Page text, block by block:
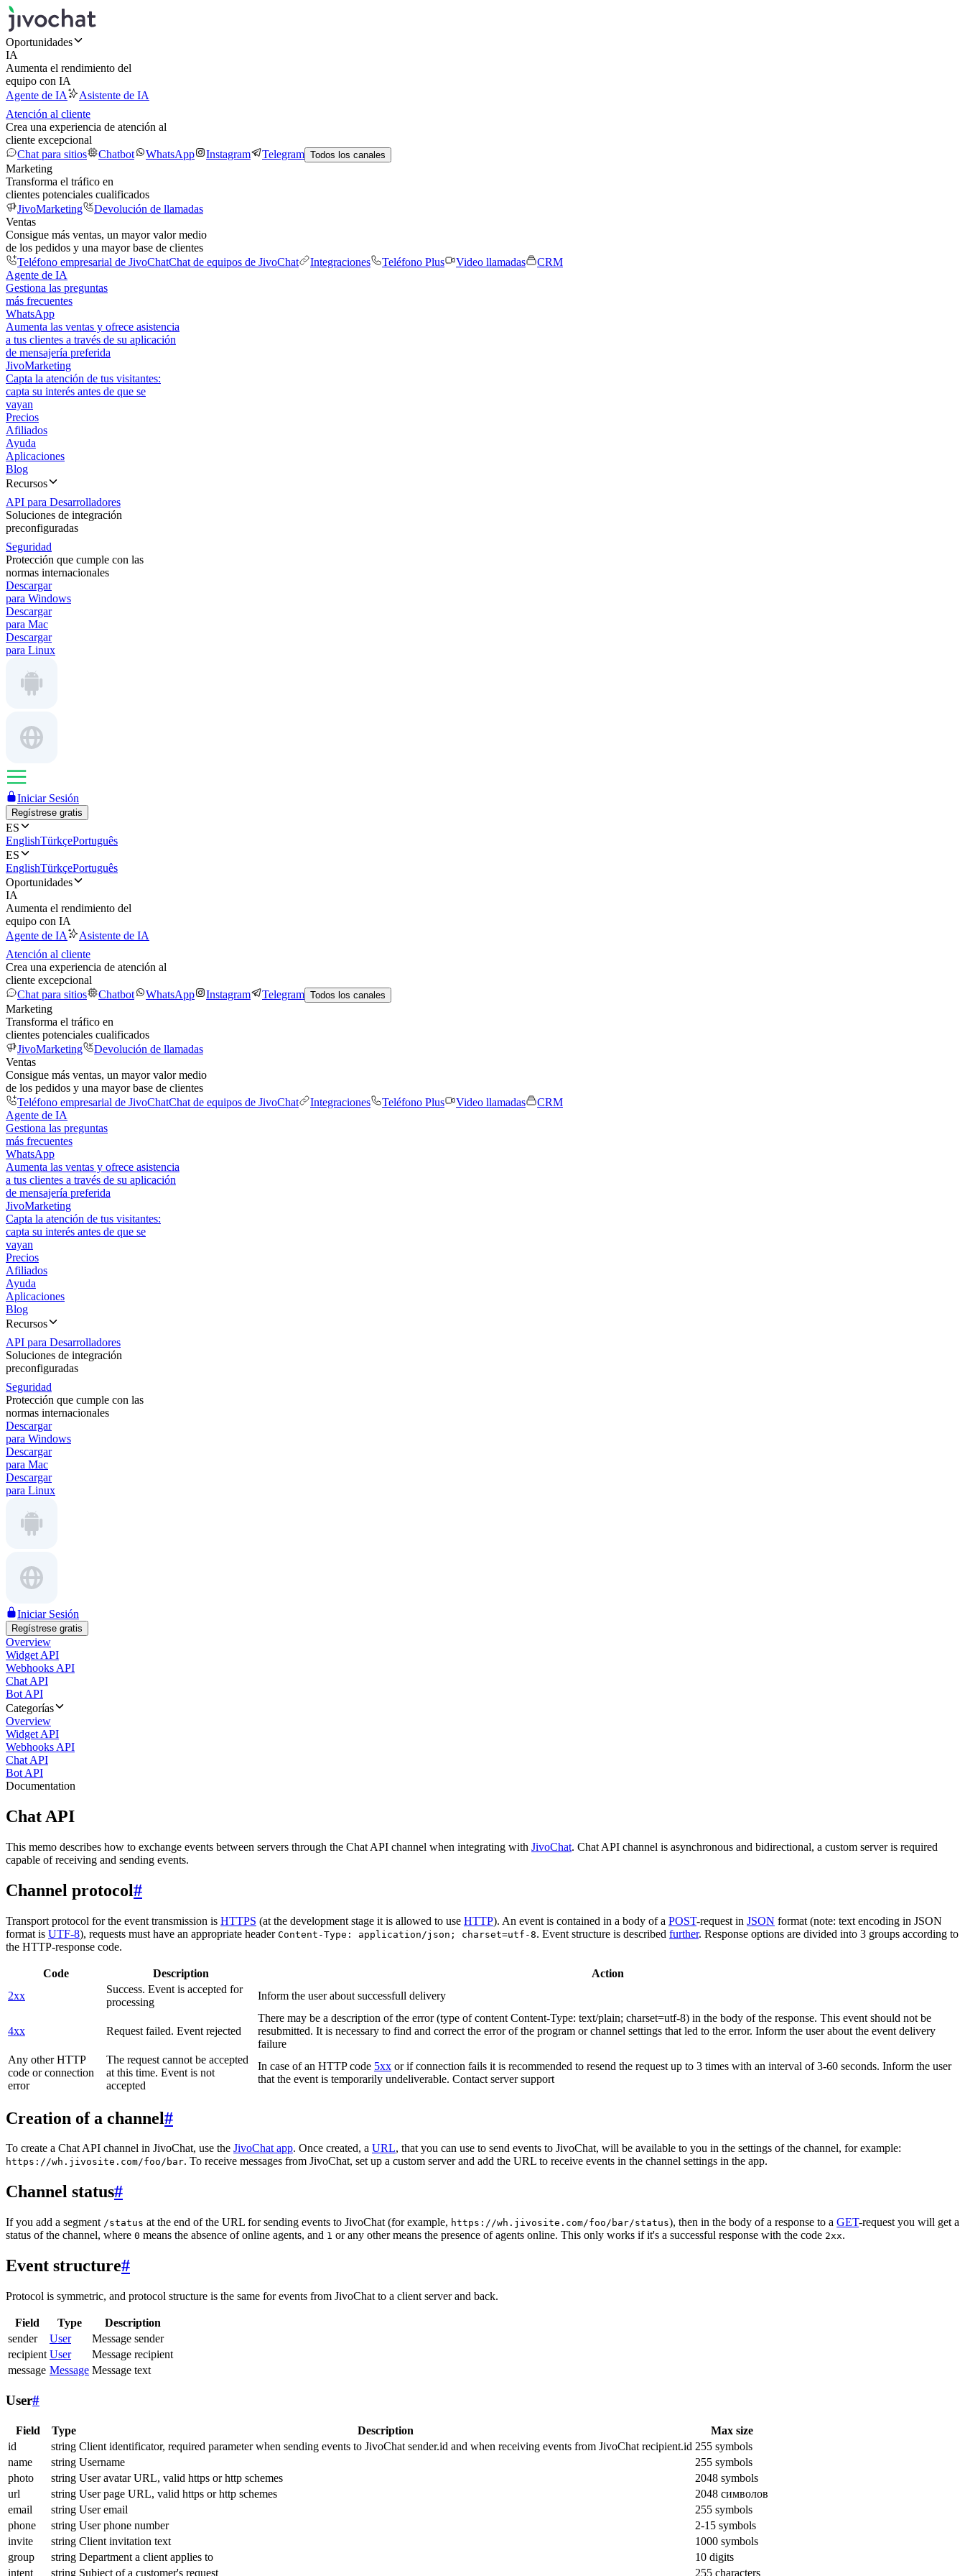
Oportunidades
IA
Aumenta el rendimiento del
equipo con IA
Agente de IA
Asistente de IA
Atención al cliente
Crea una experiencia de atención al
cliente excepcional
Chat para sitios
Chatbot WhatsApp Instagram Telegram Todos los canales
Marketing
Transforma el tráfico en
clientes potenciales cualificados
JivoMarketing
Devolución de llamadas
Ventas
Consigue más ventas, un mayor valor medio
de los pedidos y una mayor base de clientes
Teléfono empresarial de JivoChatChat de equipos de JivoChat Integraciones Teléfono Plus Video llamadas
CRM
Agente de IA
Gestiona las preguntas
más frecuentes
WhatsApp
Aumenta las ventas y ofrece asistencia
a tus clientes a través de su aplicación
de mensajería preferida
JivoMarketing
Capta la atención de tus visitantes:
capta su interés antes de que se
vayan
Precios
Afiliados
Ayuda
Aplicaciones
Blog
Recursos
API para Desarrolladores
Soluciones de integración
preconfiguradas
Seguridad
Protección que cumple con las
normas internacionales
Descargar
para Windows
Descargar
para Mac
Descargar
para Linux
Iniciar Sesión
Regístrese gratis
ES
EnglishTürkçePortuguês
ES
EnglishTürkçePortuguês
Oportunidades
IA
Aumenta el rendimiento del
equipo con IA
Agente de IA
Asistente de IA
Atención al cliente
Crea una experiencia de atención al
cliente excepcional
Chat para sitios
Chatbot WhatsApp Instagram Telegram Todos los canales
Marketing
Transforma el tráfico en
clientes potenciales cualificados
JivoMarketing
Devolución de llamadas
Ventas
Consigue más ventas, un mayor valor medio
de los pedidos y una mayor base de clientes
Teléfono empresarial de JivoChatChat de equipos de JivoChat Integraciones Teléfono Plus Video llamadas
CRM
Agente de IA
Gestiona las preguntas
más frecuentes
WhatsApp
Aumenta las ventas y ofrece asistencia
a tus clientes a través de su aplicación
de mensajería preferida
JivoMarketing
Capta la atención de tus visitantes:
capta su interés antes de que se
vayan
Precios
Afiliados
Ayuda
Aplicaciones
Blog
Recursos
API para Desarrolladores
Soluciones de integración
preconfiguradas
Seguridad
Protección que cumple con las
normas internacionales
Descargar
para Windows
Descargar
para Mac
Descargar
para Linux
Iniciar Sesión
Regístrese gratis
Overview
Widget API
Webhooks API
Chat API
Bot API
Categorías
Overview
Widget API
Webhooks API
Chat API
Bot API
Documentation
Chat API
This memo describes how to exchange events between servers through the Chat API channel when integrating with JivoChat. Chat API channel is asynchronous and bidirectional, a custom server is required
capable of receiving and sending events.
Channel protocol#
Transport protocol for the event transmission is HTTPS (at the development stage it is allowed to use HTTP). An event is contained in a body of a POST-request in JSON format (note: text encoding in JSON
format is UTF-8), requests must have an appropriate header Content-Type: application/json; charset=utf-8. Event structure is described further. Response options are divided into 3 groups according to
the HTTP-response code.
Code Description
Action
2xx
Success. Event is accepted for
processing
Inform the user about successfull delivery
4xx Request failed. Event rejected
There may be a description of the error (type of content Content-Type: text/plain; charset=utf-8) in the body of the response. This event should not be
resubmitted. It is necessary to find and correct the error of the program or channel settings that led to the error. Inform the user about the event delivery
failure
Any other HTTP
code or connection
error
The request cannot be accepted
at this time. Event is not
accepted
In case of an HTTP code 5xx or if connection fails it is recommended to resend the request up to 3 times with an interval of 3-60 seconds. Inform the user
that the event is temporarily undeliverable. Contact server support
Creation of a channel#
To create a Chat API channel in JivoChat, use the JivoChat app. Once created, a URL, that you can use to send events to JivoChat, will be available to you in the settings of the channel, for example:
https://wh.jivosite.com/foo/bar. To receive messages from JivoChat, set up a custom server and add the URL to receive events in the channel settings in the app.
Channel status#
If you add a segment /status at the end of the URL for sending events to JivoChat (for example, https://wh.jivosite.com/foo/bar/status), then in the body of a response to a GET-request you will get a
status of the channel, where 0 means the absence of online agents, and 1 or any other means the presence of agents online. This only works if it's a successful response with the code 2xx.
Event structure#
Protocol is symmetric, and protocol structure is the same for events from JivoChat to a client server and back.
Field Type
Description
sender
User
Message sender
recipient User
Message recipient
message Message Message text
User#
Field Type Description
Max size
id
string Client identificator, required parameter when sending events to JivoChat sender.id and when receiving events from JivoChat recipient.id 255 symbols
name
string Username
255 symbols
photo
string User avatar URL, valid https or http schemes
2048 symbols
url
string User page URL, valid https or http schemes
2048 символов
email
string User email
255 symbols
phone
string User phone number
2-15 symbols
invite
string Client invitation text
1000 symbols
group
string Department a client applies to
10 digits
intent
string Subject of a customer's request 255 characters